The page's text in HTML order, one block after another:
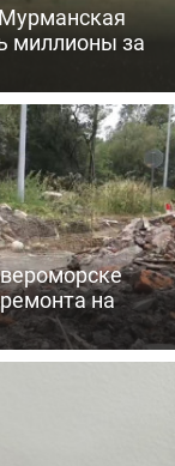
миллионы за
на